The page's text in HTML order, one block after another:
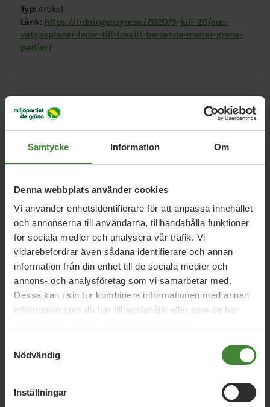
Samtycke Information Om
Denna webbplats använder cookies
Vi använder enhetsidentifierare för att anpassa innehållet
och annonserna till användarna, tillhandahålla funktioner
för sociala medier och analysera vår trafik. Vi
vidarebefordrar även sådana identifierare och annan
information från din enhet till de sociala medier och
annons- och analysföretag som vi samarbetar med.
Dessa kan i sin tur kombinera informationen med annan
information som du har tillhandahållit eller som de har
Nödvändig
Inställningar
Typ: Artikel
Länk: https://tidningensyre.se/2020/9-juli-20/eus-
vatgasplaner-leder-till-fossilt-beroende-menar-grona-
partier/
Relaterade nyheter
21 november 2025
Halva EU:s budget bör gå till
klimatinvesteringar
Sverige måste stå upp starkare i EU:s
MP:s krav på miljökommissionär Roswall